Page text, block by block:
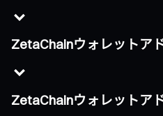
ZetaChainウォレットア
ZetaChainウォレットア